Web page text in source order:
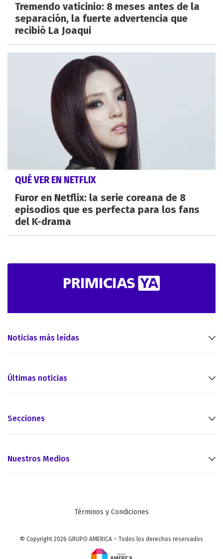
Tremendo vaticinio: 8 meses antes de la
separación, la fuerte advertencia que
recibió La Joaqui
QUÉ VER EN NETFLIX
Furor en Netflix: la serie coreana de 8
episodios que es perfecta para los fans
del K-drama
Noticias más leídas
Últimas noticias
Secciones
Nuestros Medios
Términos y Condiciones
© Copyright 2026 GRUPO AMERICA – Todos los derechos reservados